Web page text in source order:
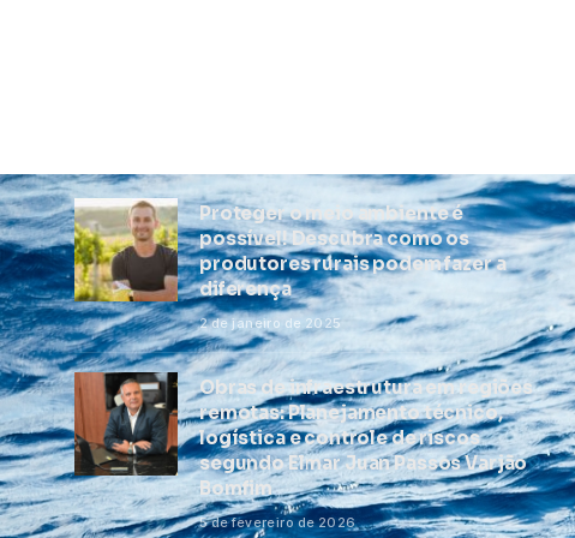
Proteger o meio ambiente é
possível! Descubra como os
produtores rurais podem fazer a
diferença
2 de janeiro de 2025
Obras de infraestrutura em regiões
remotas: Planejamento técnico,
logística e controle de riscos
segundo Elmar Juan Passos Varjão
Bomfim
5 de fevereiro de 2026